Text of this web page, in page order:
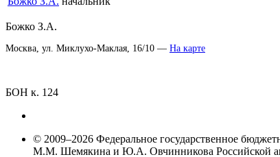
Божко З.А.
Москва, ул. Миклухо-Маклая, 16/10 — На карте
БОН к. 124
© 2009–2026 Федеральное государственное
М.М. Шемякина и Ю.А. Овчинникова Российской